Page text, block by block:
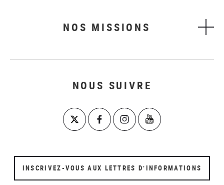
NOS MISSIONS
NOUS SUIVRE
INSCRIVEZ-VOUS AUX LETTRES D’INFORMATIONS